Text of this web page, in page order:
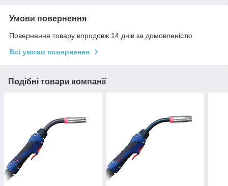
Умови повернення
Повернення товару впродовж 14 днів за домовленістю
Всі умови повернення
Подібні товари компанії